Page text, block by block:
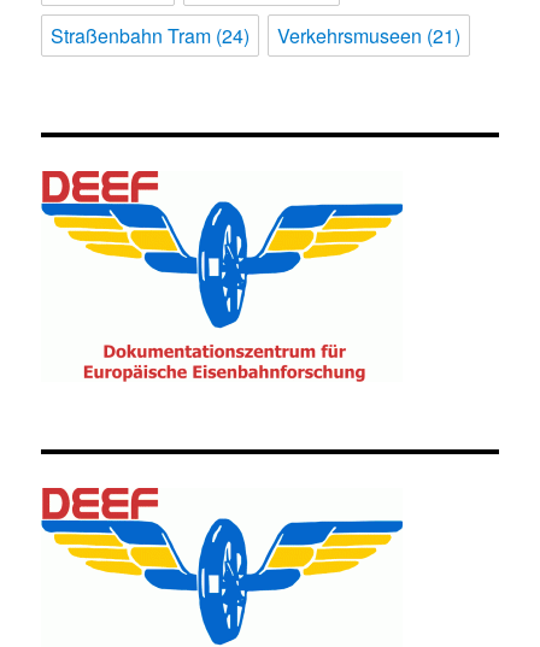
Straßenbahn Tram (24) Verkehrsmuseen (21)